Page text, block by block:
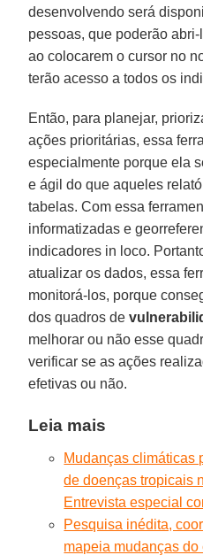
desenvolvendo será
pessoas, que poderão
ao colocarem o cursor no
terão acesso a todos os
Então, para planejar,
ações prioritárias, essa
especialmente porque ela
e ágil do que aqueles
tabelas. Com essa
informatizadas e
indicadores in loco.
atualizar os dados, essa
monitorá-los, porque
dos quadros de
melhorar ou não esse
verificar se as ações
efetivas ou não.
Leia mais
Mudanças climáticas
de doenças tropicais
Entrevista especial
Pesquisa inédita,
mapeia mudanças